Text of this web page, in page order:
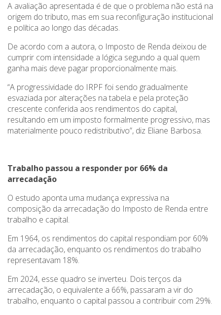
A avaliação apresentada é de que o problema não está na
origem do tributo, mas em sua reconfiguração institucional
e política ao longo das décadas.
De acordo com a autora, o Imposto de Renda deixou de
cumprir com intensidade a lógica segundo a qual quem
ganha mais deve pagar proporcionalmente mais.
“A progressividade do IRPF foi sendo gradualmente
esvaziada por alterações na tabela e pela proteção
crescente conferida aos rendimentos do capital,
resultando em um imposto formalmente progressivo, mas
materialmente pouco redistributivo”, diz Eliane Barbosa.
Trabalho passou a responder por 66% da
arrecadação
O estudo aponta uma mudança expressiva na
composição da arrecadação do Imposto de Renda entre
trabalho e capital.
Em 1964, os rendimentos do capital respondiam por 60%
da arrecadação, enquanto os rendimentos do trabalho
representavam 18%.
Em 2024, esse quadro se inverteu. Dois terços da
arrecadação, o equivalente a 66%, passaram a vir do
trabalho, enquanto o capital passou a contribuir com 29%.